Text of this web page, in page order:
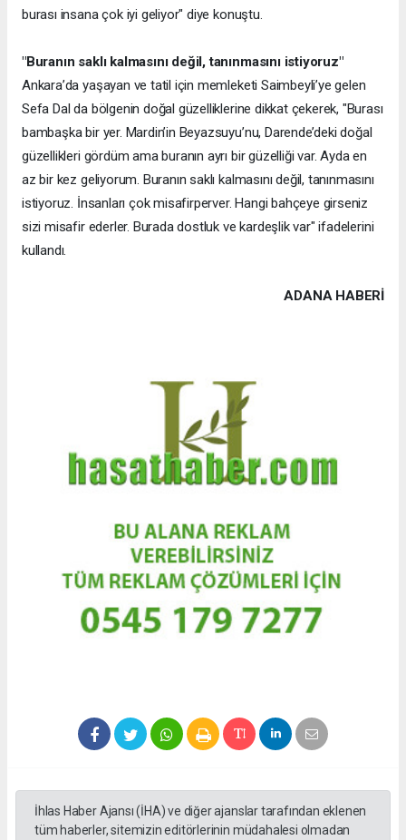
burası insana çok iyi geliyor" diye konuştu.
"Buranın saklı kalmasını değil, tanınmasını istiyoruz"
Ankara’da yaşayan ve tatil için memleketi Saimbeyli’ye gelen
Sefa Dal da bölgenin doğal güzelliklerine dikkat çekerek, "Burası
bambaşka bir yer. Mardin’in Beyazsuyu’nu, Darende’deki doğal
güzellikleri gördüm ama buranın ayrı bir güzelliği var. Ayda en
az bir kez geliyorum. Buranın saklı kalmasını değil, tanınmasını
istiyoruz. İnsanları çok misafirperver. Hangi bahçeye girseniz
sizi misafir ederler. Burada dostluk ve kardeşlik var" ifadelerini
kullandı.
ADANA HABERİ
İhlas Haber Ajansı (İHA) ve diğer ajanslar tarafından eklenen
tüm haberler, sitemizin editörlerinin müdahalesi olmadan